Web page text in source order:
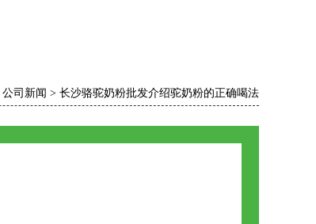
公司新闻 > 长沙骆驼奶粉批发介绍驼奶粉的正确喝法